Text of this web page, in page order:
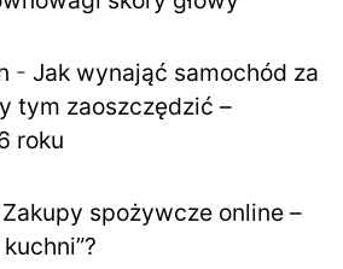
- Jak wynająć samochód za
tym zaoszczędzić –
roku
Zakupy spożywcze online –